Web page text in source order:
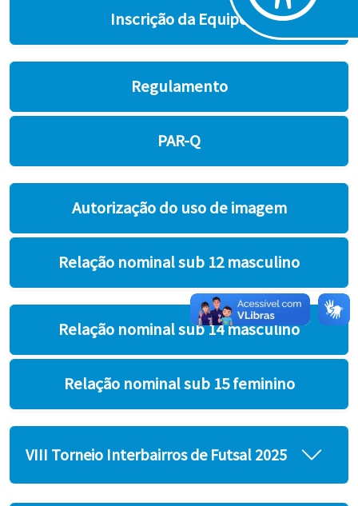
Inscrição da Equipe
Regulamento
PAR-Q
Autorização do uso de imagem
Relação nominal sub 12 masculino
Relação nominal sub 14 masculino
Relação nominal sub 15 feminino
VIII Torneio Interbairros de Futsal 2025